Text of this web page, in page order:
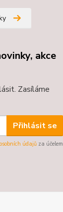
akce
Zasíláme
Přihlásit se
údajů za účelem